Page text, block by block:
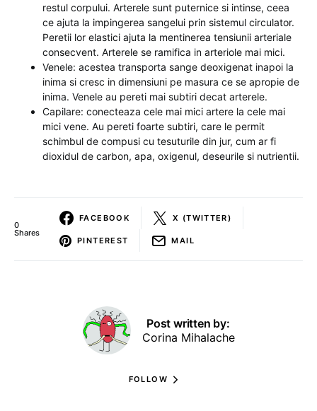
restul corpului. Arterele sunt puternice si intinse, ceea
ce ajuta la impingerea sangelui prin sistemul circulator.
Peretii lor elastici ajuta la mentinerea tensiunii arteriale
consecvent. Arterele se ramifica in arteriole mai mici.
Venele: acestea transporta sange deoxigenat inapoi la
inima si cresc in dimensiuni pe masura ce se apropie de
inima. Venele au pereti mai subtiri decat arterele.
Capilare: conecteaza cele mai mici artere la cele mai
mici vene. Au pereti foarte subtiri, care le permit
schimbul de compusi cu tesuturile din jur, cum ar fi
dioxidul de carbon, apa, oxigenul, deseurile si nutrientii.
0
Shares
FACEBOOK X (TWITTER)
PINTEREST MAIL
Post written by:
Corina Mihalache
FOLLOW